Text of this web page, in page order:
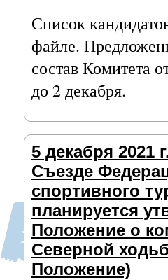
Список
файле.
состав Комитета
до 2 декабря.
5 декабря 2021
Съезде
спортивного
планируется
Положение о
Северной
Положение)